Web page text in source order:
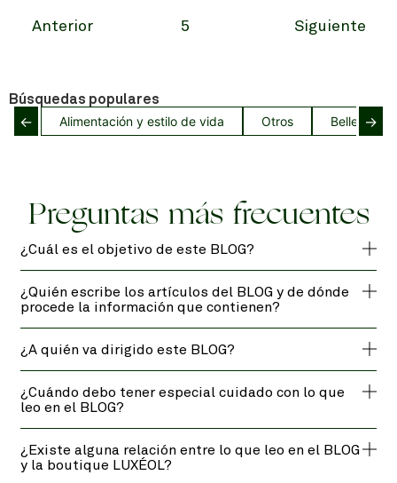
Anterior 5 Siguiente
Búsquedas populares
← Alimentación y estilo de vida Otros Belleza
→
Preguntas más frecuentes
¿Cuál es el objetivo de este BLOG?
¿Quién escribe los artículos del BLOG y de dónde
procede la información que contienen?
¿A quién va dirigido este BLOG?
¿Cuándo debo tener especial cuidado con lo que
leo en el BLOG?
¿Existe alguna relación entre lo que leo en el BLOG
y la boutique LUXÉOL?